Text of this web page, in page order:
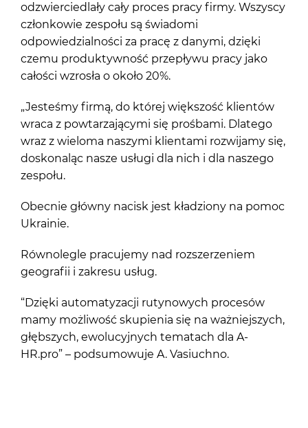
odzwierciedlały cały proces pracy firmy. Wszyscy
członkowie zespołu są świadomi
odpowiedzialności za pracę z danymi, dzięki
czemu produktywność przepływu pracy jako
całości wzrosła o około 20%.
„Jesteśmy firmą, do której większość klientów
wraca z powtarzającymi się prośbami. Dlatego
wraz z wieloma naszymi klientami rozwijamy się,
doskonaląc nasze usługi dla nich i dla naszego
zespołu.
Obecnie główny nacisk jest kładziony na pomoc
Ukrainie.
Równolegle pracujemy nad rozszerzeniem
geografii i zakresu usług.
“Dzięki automatyzacji rutynowych procesów
mamy możliwość skupienia się na ważniejszych,
głębszych, ewolucyjnych tematach dla A-
HR.pro” – podsumowuje A. Vasiuchno.